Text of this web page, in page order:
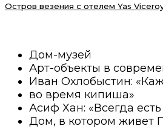
Остров везения с отелем Yas
Дом-музей
Арт-объекты в
Иван Охлобыстин:
во время кипиша»
Асиф Хан: «Всегда
Дом, в котором живет